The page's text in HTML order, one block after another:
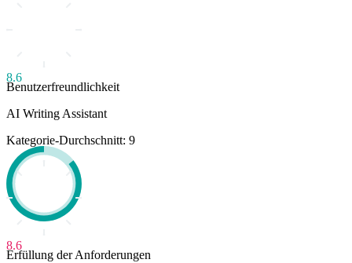
8.6
Benutzerfreundlichkeit
AI Writing Assistant
Kategorie-Durchschnitt: 9
8.6
Erfüllung der Anforderungen